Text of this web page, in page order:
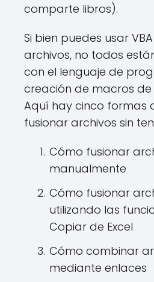
comparte libros).
Si bien puedes usar
archivos, no todos
con el lenguaje de
creación de macros de
Aquí hay cinco formas
fusionar archivos sin
Cómo fusionar
manualmente
Cómo fusionar
utilizando las
Copiar de Excel
Cómo combinar
mediante enlaces